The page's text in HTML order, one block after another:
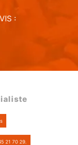
:
21 70 29.